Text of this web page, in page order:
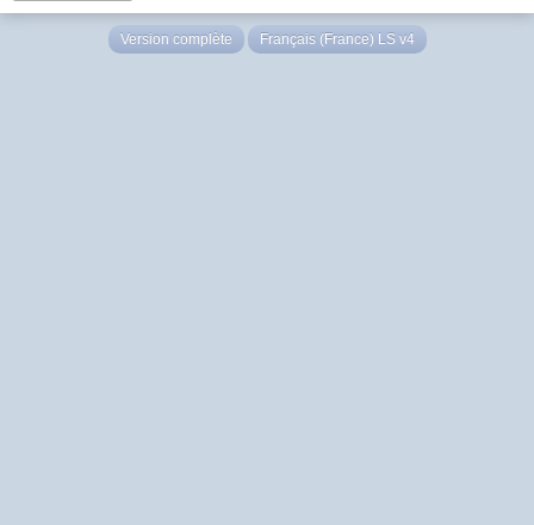
Version complète Français (France) LS v4